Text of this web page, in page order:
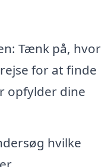
Tænk på, hvor
for at finde
opfylder dine
hvilke